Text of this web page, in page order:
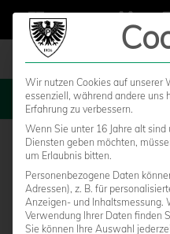
Wir nutzen Cookies auf unserer
essenziell, während andere uns
Erfahrung zu verbessern.
Wenn Sie unter 16 Jahre alt
Diensten geben möchten,
um Erlaubnis bitten.
Personenbezogene Daten
Adressen), z. B. für
Anzeigen- und Inhaltsmessung.
Verwendung Ihrer Daten finden
Sie können Ihre Auswahl